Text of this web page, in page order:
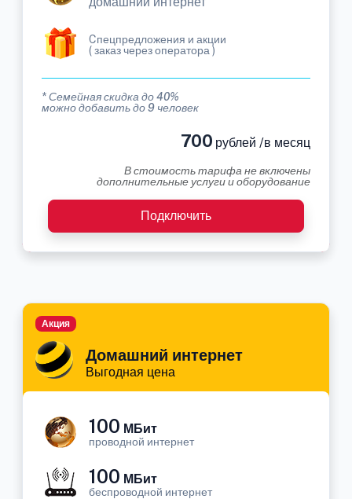
Cпецпредложения и акции
( заказ через оператора )
* Семейная скидка до 40%
можно добавить до 9 человек
700 рублей /в месяц
В стоимость тарифа не включены
дополнительные услуги и оборудование
Подключить
Домашний интернет
Выгодная цена
Акция
100 МБит
проводной интернет
100 МБит
беспроводной интернет